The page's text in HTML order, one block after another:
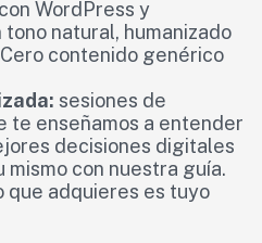
WordPress y
tono natural, humanizado
contenido genérico
sesiones de
te enseñamos a entender
decisiones digitales
con nuestra guía.
que adquieres es tuyo